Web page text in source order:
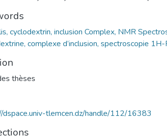
cyclodextrin, inclusion Complex, NMR
complexe d’inclusion, spectroscopie
thèses
dspace.univ-tlemcen.dz/handle/112/16383